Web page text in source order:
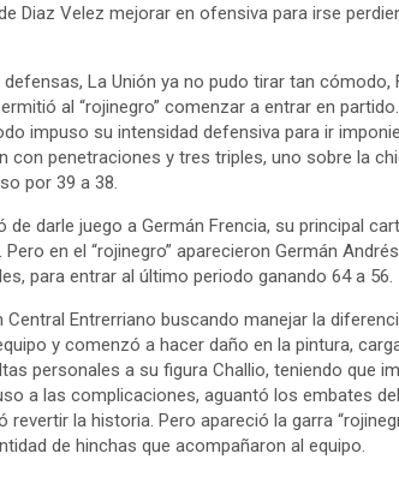
Diaz Velez mejorar en ofensiva para irse
La Unión ya no pudo tirar tan cómodo,
al “rojinegro” comenzar a entrar en
impuso su intensidad defensiva para ir
con penetraciones y tres triples, uno sobre la
por 39 a 38.
darle juego a Germán Frencia, su principal
en el “rojinegro” aparecieron Germán
para entrar al último periodo ganando 64 a 56.
Entrerriano buscando manejar la
y comenzó a hacer daño en la pintura,
personales a su figura Challio, teniendo que
a las complicaciones, aguantó los embates
la historia. Pero apareció la garra
de hinchas que acompañaron al equipo.